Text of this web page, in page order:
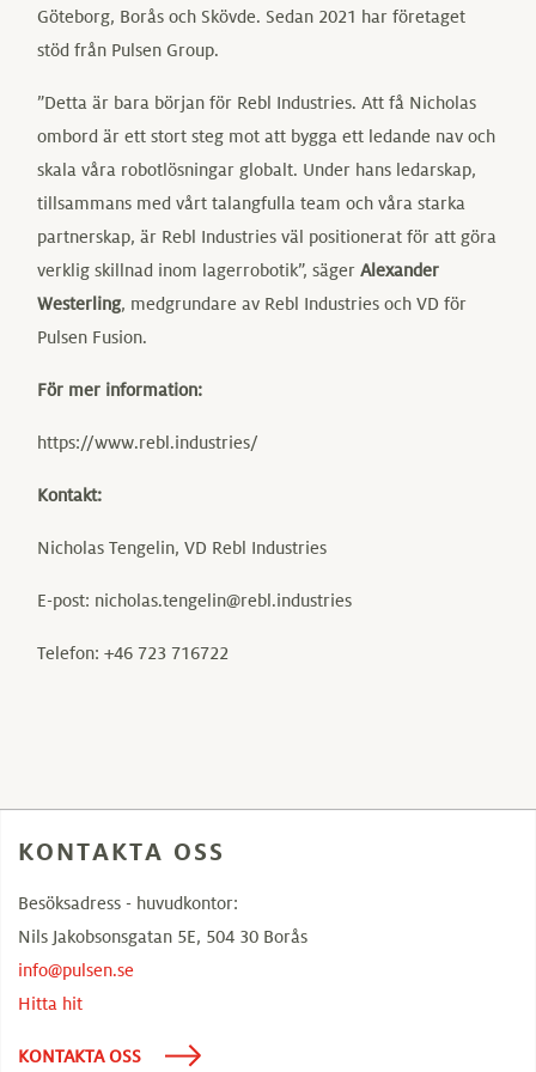
Göteborg, Borås och Skövde. Sedan 2021 har företaget
stöd från Pulsen Group.
”Detta är bara början för Rebl Industries. Att få Nicholas
ombord är ett stort steg mot att bygga ett ledande nav och
skala våra robotlösningar globalt. Under hans ledarskap,
tillsammans med vårt talangfulla team och våra starka
partnerskap, är Rebl Industries väl positionerat för att göra
verklig skillnad inom lagerrobotik”, säger Alexander
Westerling, medgrundare av Rebl Industries och VD för
Pulsen Fusion.
För mer information:
https://www.rebl.industries/
Kontakt:
Nicholas Tengelin, VD Rebl Industries
E-post: nicholas.tengelin@rebl.industries
Telefon: +46 723 716722
KONTAKTA OSS
Besöksadress - huvudkontor:
Nils Jakobsonsgatan 5E, 504 30 Borås
info@pulsen.se
Hitta hit
KONTAKTA OSS